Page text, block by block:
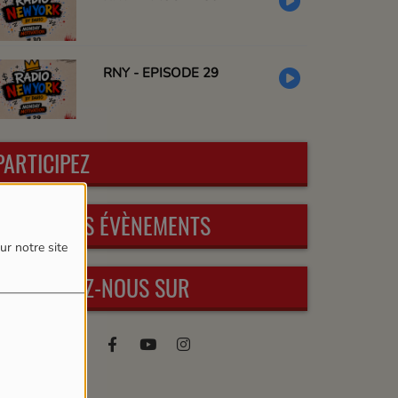
notre site
RNY - EPISODE 29
PROCHAINS ÉVÈNEMENTS
NOUS SUR